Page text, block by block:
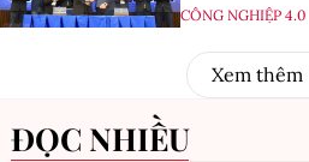
CÔNG NGHIỆP 4.0
Xem thêm
ĐỌC NHIỀU